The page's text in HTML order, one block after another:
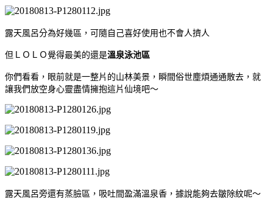
露天風呂分為好幾區，可隨自己喜好使用也不會人擠人
但ＬＯＬＯ覺得最美的還是溫泉泳池區
你們看看，眼前就是一整片的山林美景，瞬間俗世塵煩通通散去，就
讓我們放空身心靈盡情擁抱這片仙境吧～
露天風呂旁還有蒸臉區，吸吐間盈滿溫泉香，據說能夠去皺除紋呢～